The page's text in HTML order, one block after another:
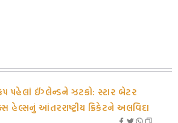
પહેલાં ઈંગ્લેન્ડને ઝટકો: સ્ટાર બેટર
હેલ્સનું આંતરરાષ્ટ્રીય ક્રિકેટને અલવિદા